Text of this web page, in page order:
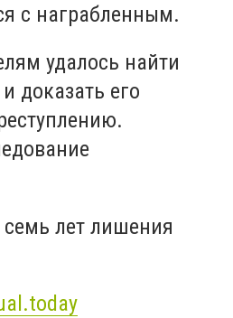
с награбленным.
удалось найти
доказать его
семь лет лишения